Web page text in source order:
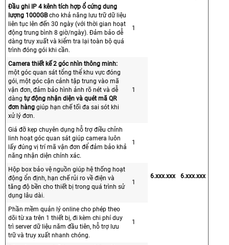
Đầu ghi IP 4 kênh tích hợp ổ cứng dung
lượng 1000GBcho khả năng lưu trữ dữ liệu
liên tục lên đến 30 ngày (với thời gian hoạt
động trung bình 8 giờ/ngày). Đảm bảo dễ
dàng truy xuất và kiểm tra lại toàn bộ quá
trình đóng gói khi cần.
1
6.xxx.xxx 6.xxx.xxx
Camera thiết kế 2 góc nhìn thông minh:
một góc quan sát tổng thể khu vực đóng
gói, một góc cận cảnh tập trung vào mã
vận đơn, đảm bảo hình ảnh rõ nét và dễ
dàng tự động nhận diện và quét mã QR
đơn hàng giúp hạn chế tối đa sai sót khi
xử lý đơn.
1
Giá đỡ kẹp chuyên dụng hỗ trợ điều chỉnh
linh hoạt góc quan sát giúp camera luôn
lấy đúng vị trí mã vận đơn để đảm bảo khả
năng nhận diện chính xác.
1
Hộp box bảo vệ nguồn giúp hệ thống hoạt
động ổn định, hạn chế rủi ro về điện và
tăng độ bền cho thiết bị trong quá trình sử
dụng lâu dài.
1
Phần mềm quản lý online cho phép theo
dõi từ xa trên 1 thiết bị, đi kèm chi phí duy
trì server dữ liệu năm đầu tiên, hỗ trợ lưu
trữ và truy xuất nhanh chóng.
1